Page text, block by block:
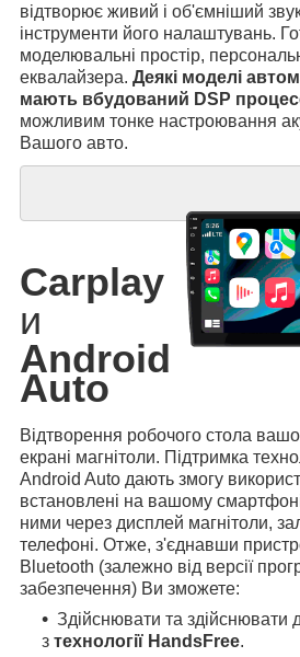
відтворює живий і об'ємніший звук
інструменти його налаштувань.
моделювальні простір,
еквалайзера. Деякі моделі
мають вбудований DSP
можливим тонке настроювання
Вашого авто.
Carplay
и
Android
Auto
Відтворення робочого стола
екрані магнітоли. Підтримка
Android Auto дають змогу
встановлені на вашому
ними через дисплей магнітоли,
телефоні. Отже, з'єднавши
Bluetooth (залежно від версії
забезпечення) Ви зможете:
Здійснювати та здійснювати
з технології HandsFree.